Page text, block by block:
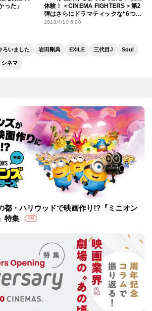
った」
体験！＜CINEMA FIGHTERS＞第2
弾はさらにドラマティックな“6つの
tears”
2018/4/10 6:00
ろいました 岩田剛典 EXILE 三代目J Soul
シネマ
都・ハリウッドで映画作り!?『ミニオン
特集
PR